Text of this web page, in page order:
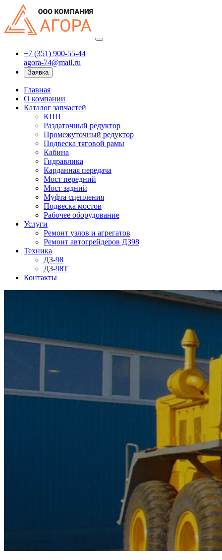
+7 (351) 900-55-44
agora-74@mail.ru
Заявка
Главная
О компании
Каталог запчастей
КПП
Раздаточный редуктор
Промежуточный редуктор
Подвеска тяговой рамы
Кабина
Гидравлика
Карданная передача
Мост передний
Мост задний
Муфта сцепления
Подвеска мостов
Рабочее оборудование
Услуги
Ремонт узлов и агрегатов
Ремонт автогрейдеров ДЗ98
Техника
ДЗ-98
ДЗ-98Т
Контакты